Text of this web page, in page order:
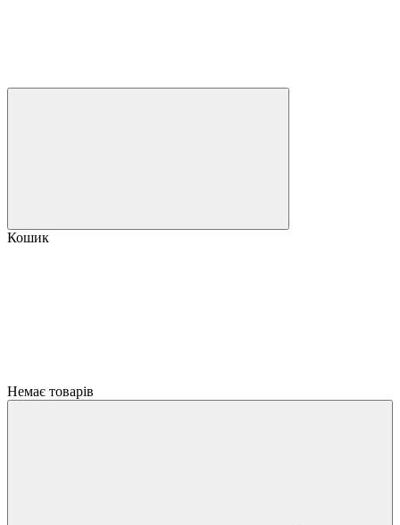
Кошик
Немає товарів